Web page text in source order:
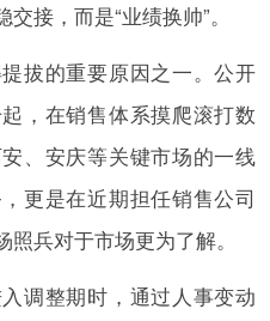
接，而是“业绩换帅”。
拔的重要原因之一。公开
，在销售体系摸爬滚打数
、安庆等关键市场的一线
更是在近期担任销售公司
兵对于市场更为了解。
调整期时，通过人事变动